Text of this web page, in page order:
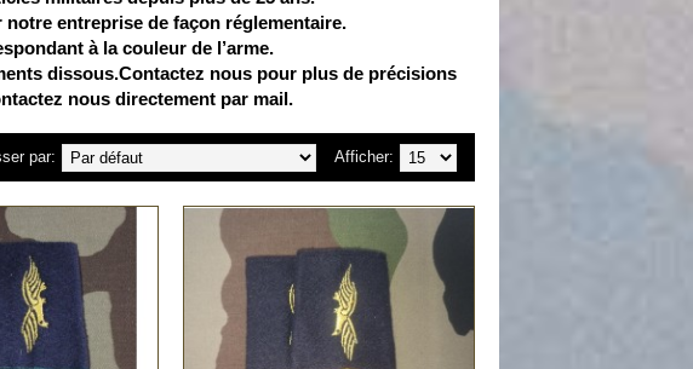
entreprise de façon réglementaire.
à la couleur de l’arme.
dissous.Contactez nous pour plus de précisions
nous directement par mail.
Afficher:
par: